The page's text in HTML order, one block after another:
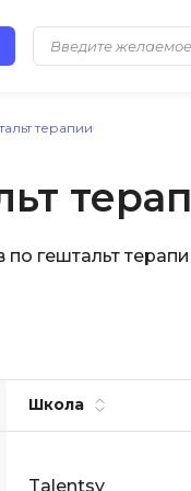
терапии
по гештальт
Школа
Talentsy
языки